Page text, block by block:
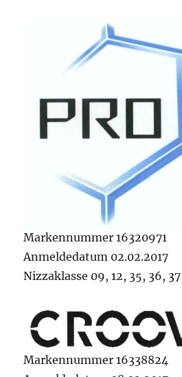
Markennummer 16320971
Anmeldedatum 02.02.2017
Nizzaklasse 09, 12, 35, 36,
Markennummer 16338824